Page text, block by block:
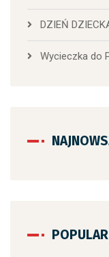
DZIEŃ
Wycieczka do